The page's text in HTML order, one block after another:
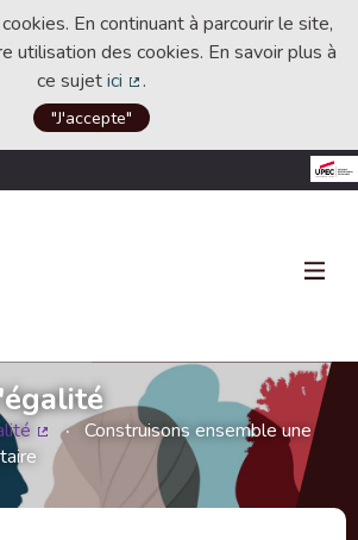
En continuant à parcourir le site,
utilisation des cookies. En savoir plus à
ce sujetici
(Lien externe)
.
"J'accepte"
(Lien externe)
Construisons ensemble une